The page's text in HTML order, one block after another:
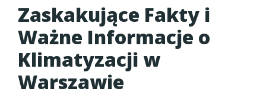
Zaskakujące Fakty i
Ważne Informacje o
Klimatyzacji w
Warszawie